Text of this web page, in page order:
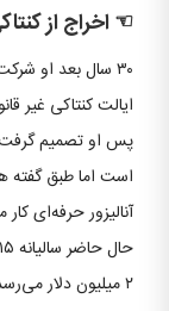
☜ اخراج از
۳۰ سال بعد او
پس او تصمیم گرفت
است اما طبق
آنالیزور حرفه‌ای
۲ میلیون دلار می‌رسد.